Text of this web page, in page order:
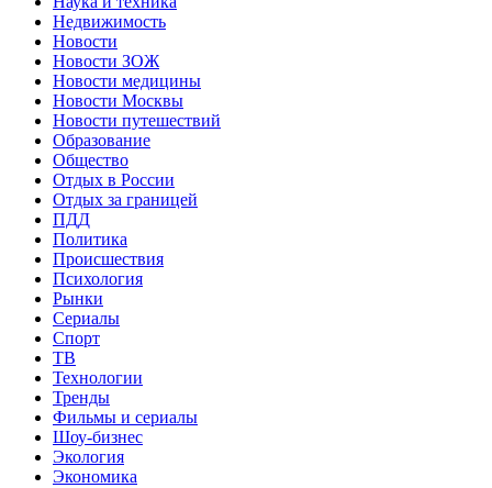
Недвижимость
Новости
Новости ЗОЖ
Новости медицины
Новости Москвы
Новости путешествий
Образование
Общество
Отдых в России
Отдых за границей
ПДД
Политика
Происшествия
Психология
Рынки
Сериалы
Спорт
ТВ
Технологии
Тренды
Фильмы и сериалы
Шоу-бизнес
Экология
Экономика